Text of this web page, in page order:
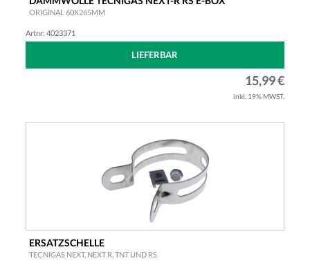
ORIGINAL 60X265MM
Artnr: 4023371
LIEFERBAR
15,99 €
inkl. 19% MWST.
ERSATZSCHELLE
TECNIGAS NEXT, NEXT R, TNT UND RS